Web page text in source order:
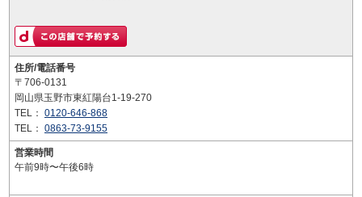
住所/電話番号
〒706-0131
岡山県玉野市東紅陽台1-19-270
TEL： 0120-646-868
TEL： 0863-73-9155
営業時間
午前9時〜午後6時